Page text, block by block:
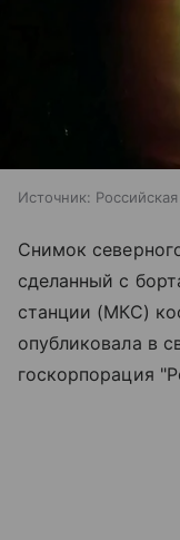
Источник: Российская
Снимок
сделанный с
станции (МКС)
опубликовала в
госкорпорация